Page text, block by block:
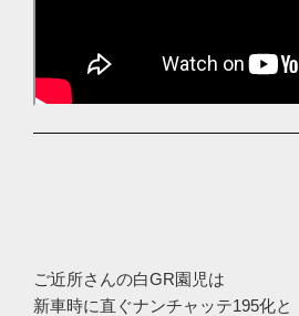
ご近所さんの白GR園児は
新車時に直ぐナンチャッテ195化と